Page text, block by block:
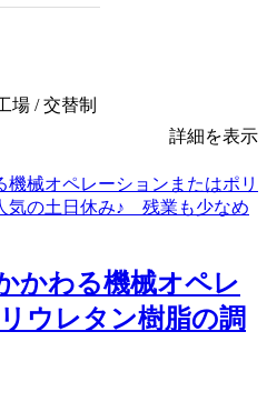
場 / 交替制
詳細を表示
かわる機械オペレ
ウレタン樹脂の調